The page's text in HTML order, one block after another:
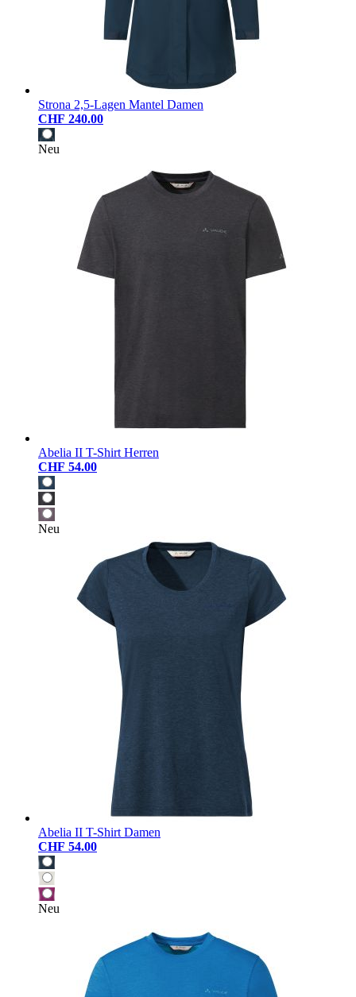
Strona 2,5-Lagen Mantel Damen
CHF 240.00
Neu
Abelia II T-Shirt Herren
CHF 54.00
Neu
Abelia II T-Shirt Damen
CHF 54.00
Neu